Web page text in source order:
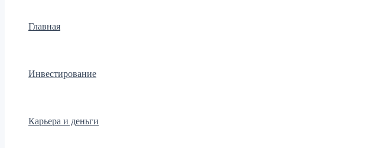
Главная
Инвестирование
Карьера и деньги